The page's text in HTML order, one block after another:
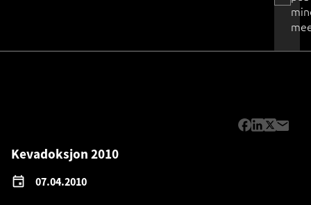
Kevadoksjon 2010
07.04.2010